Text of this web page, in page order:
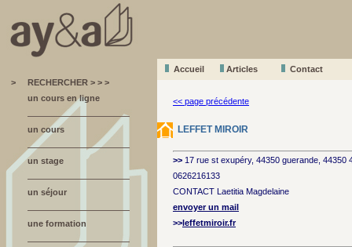
Accueil Articles
Contact
>
RECHERCHER > > >
un cours en ligne
un cours
un stage
un séjour
une formation
<< page précédente
LEFFET MIROIR
>> 17 rue st exupéry, 44350 guerande, 44350
0626216133
CONTACT Laetitia Magdelaine
envoyer un mail
>>leffetmiroir.fr